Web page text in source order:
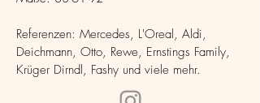
Referenzen: Mercedes, L'Oreal, Aldi,
Deichmann, Otto, Rewe, Ernstings Family,
Krüger Dirndl, Fashy und viele mehr.